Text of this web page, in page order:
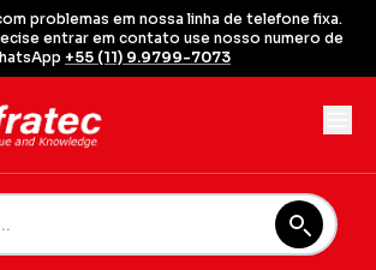
problemas em nossa linha de telefone fixa.
entrar em contato use nosso numero de
+55 (11) 9.9799-7073